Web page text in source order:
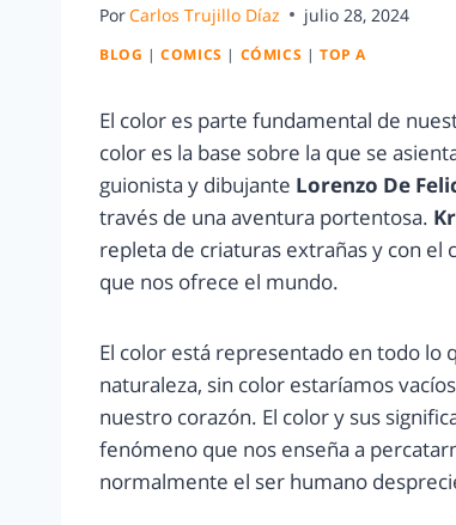
PorCarlos Trujillo Díaz julio 28, 2024
BLOG |COMICS | CÓMICS | TOP A
El color es parte fundamental de
color es la base sobre la que se
guionista y dibujante Lorenzo De
través de una aventura portentosa.
repleta de criaturas extrañas y con el
que nos ofrece el mundo.
El color está representado en todo lo
naturaleza, sin color estaríamos
nuestro corazón. El color y sus
fenómeno que nos enseña a
normalmente el ser humano